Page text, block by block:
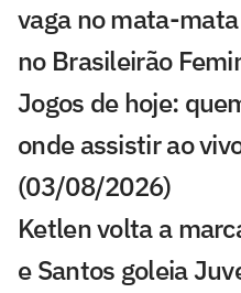
vaga no mata-
no Brasileirão
Jogos de hoje:
onde assistir ao
(03/08/2026)
Ketlen volta a
e Santos goleia